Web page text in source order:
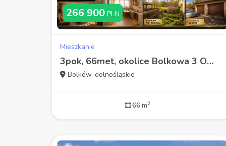
266 900 PLN
Mieszkanie
3pok, 66met, okolice Bolkowa 3 OGRÓDKI/2 GARAŻE (Wolbromek)
Bolków, dolnośląskie
66 m2